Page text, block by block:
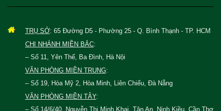
TRỤ SỞ: 65 Đường D5 - Phường 25 - Q. Bình Thạnh - TP. HCM
CHI NHÁNH MIỀN BẮC:
– Số 11, Yên Thế, Ba Đình, Hà Nội
VĂN PHÒNG MIỀN TRUNG:
– Số 19, Hòa Mỹ 2, Hòa Minh, Liên Chiểu, Đà Nẵng
VĂN PHÒNG MIỀN TÂY:
– Số 14/6/40, Nguyễn Thị Minh Khai, Tân An, Ninh Kiều, Cần Thơ